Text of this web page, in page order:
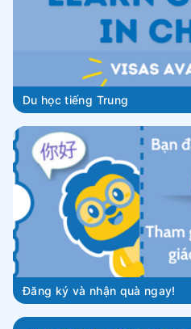
Du học tiếng Trung
Đăng ký và nhận quà ngay!